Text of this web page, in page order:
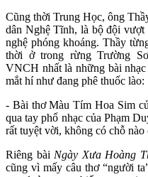
Cũng thời Trung Học, ông
dân Nghệ Tĩnh, là bộ đội
nghệ phóng khoáng. Thầy
thời ở trong rừng Trường
VNCH nhất là những bài
mắt hí như đang phê thuốc lào:
- Bài thơ Màu Tím Hoa Sim
qua tay phổ nhạc của Phạm
rất tuyệt vời, không có chỗ nào
Riêng bài Ngày Xưa Hoàng
cũng vì mấy câu thơ “người